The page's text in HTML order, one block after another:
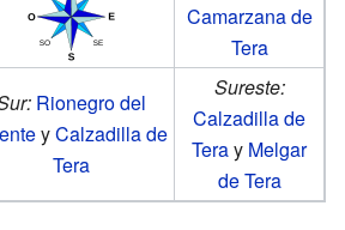
Camarzana de
Tera
Rionegro del
yCalzadilla de
Tera
Sureste:
Calzadilla de
Teray Melgar
de Tera